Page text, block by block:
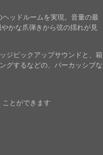
ッドルームを実現。音量の最
かな爪弾きから弦の揺れが見
ジピックアップサウンドと、箱
グするなどの、パーカッシブな
とができます